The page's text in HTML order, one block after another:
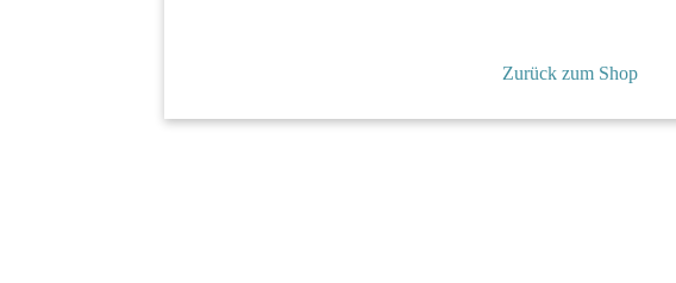
Zurück zum Shop